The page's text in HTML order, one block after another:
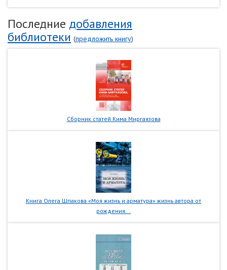
Последние добавления
библиотеки (предложить книгу)
Сборник статей Кима Миргаязова
Книга Олега Шпакова «Моя жизнь и арматура» жизнь автора от
рождения...